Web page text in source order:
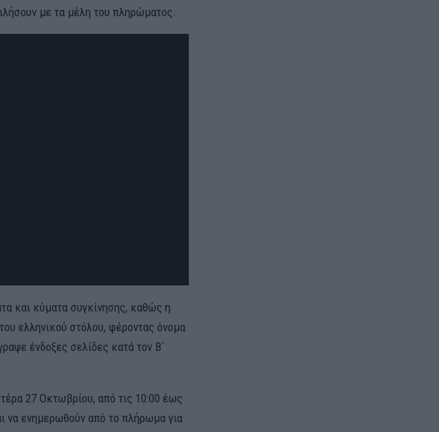
με τα μέλη του πληρώματος.
και κύματα συγκίνησης, καθώς η
ελληνικού στόλου, φέροντας όνομα
ένδοξες σελίδες κατά τον Β΄
27 Οκτωβρίου, από τις 10:00 έως
να ενημερωθούν από το πλήρωμα για